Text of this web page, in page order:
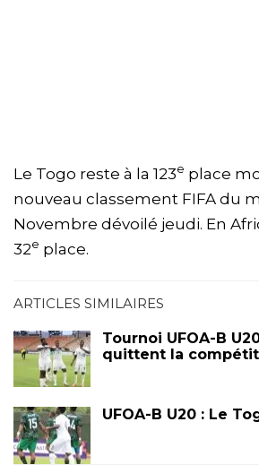
Le Togo reste à la 123e place
nouveau classement FIFA du
Novembre dévoilé jeudi. En
32e place.
ARTICLES SIMILAIRES
Tournoi UFOA-B
quittent la
UFOA-B U20 : Le